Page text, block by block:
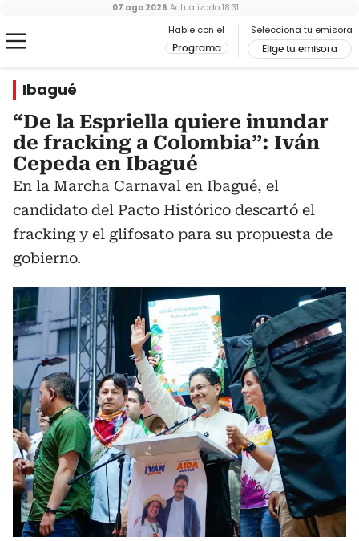
Hable con el
Programa
Selecciona tu emisora
Elige tu emisora
07 ago 2026 Actualizado 18:31
Ibagué
“De la Espriella quiere inundar
de fracking a Colombia”: Iván
Cepeda en Ibagué
En la Marcha Carnaval en Ibagué, el
candidato del Pacto Histórico descartó el
fracking y el glifosato para su propuesta de
gobierno.